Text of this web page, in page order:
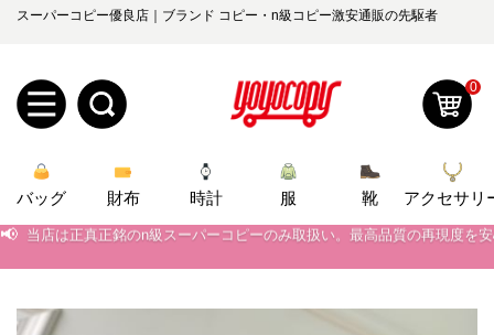
スーパーコピー優良店｜ブランド コピー・n級コピー激安通販の先駆者
規
ロ
0
バッグ 財布 時計 服 靴
アクセサリ